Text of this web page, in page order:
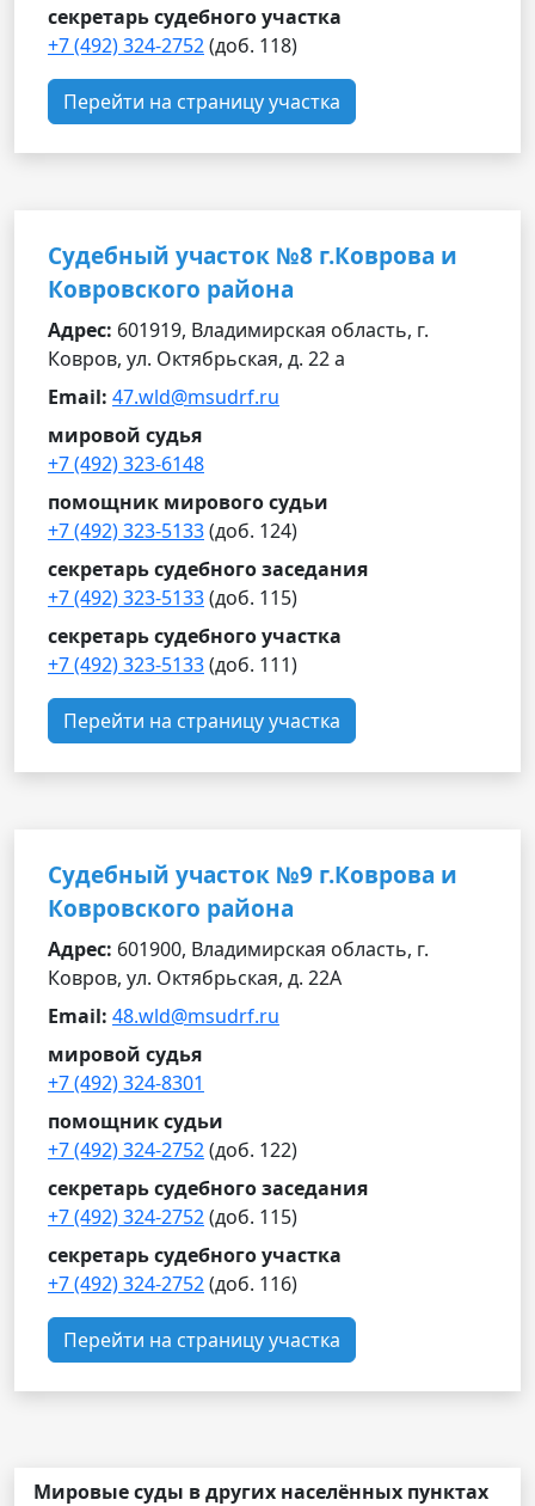
секретарь судебного участка
+7 (492) 324-2752(доб. 118)
Перейти на страницу участка
Судебный участок №8 г.Коврова и
Ковровского района
Адрес: 601919, Владимирская область, г.
Ковров, ул. Октябрьская, д. 22 а
Email: 47.wld@msudrf.ru
мировой судья
+7 (492) 323-6148
помощник мирового судьи
+7 (492) 323-5133(доб. 124)
секретарь судебного заседания
+7 (492) 323-5133(доб. 115)
секретарь судебного участка
+7 (492) 323-5133(доб. 111)
Перейти на страницу участка
Судебный участок №9 г.Коврова и
Ковровского района
Адрес: 601900, Владимирская область, г.
Ковров, ул. Октябрьская, д. 22А
Email: 48.wld@msudrf.ru
мировой судья
+7 (492) 324-8301
помощник судьи
+7 (492) 324-2752(доб. 122)
секретарь судебного заседания
+7 (492) 324-2752(доб. 115)
секретарь судебного участка
+7 (492) 324-2752(доб. 116)
Перейти на страницу участка
Мировые суды в других населённых пунктах